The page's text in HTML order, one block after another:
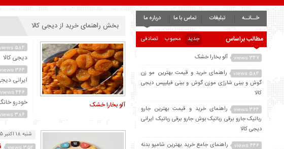
بخش راهنمای خرید از دیجی کالا
آلو بخارا خشک
584 views
دیجی کالا
364 views
ایرانی
446 views
خودرو
386 views
موتور دیجی
373 viewsشنبه 18 اکتبر 2025
خــانــه تبلیغات تماس با ما درباره ما
مطالب براساس جدید محبوب تصادفی
347 views آلو بخارا خشک
584 views
راهنمای خرید و قیمت بهترین مو زن
گوش و بینی شارژی موزن گوش و بینی فیلیپس دیجی
کالا
364 views
راهنمای خرید و قیمت بهترین جارو
رباتیک جارو برقی رباتیک بوش جارو برقی رباتیک ایرانی
دیجی کالا
446 views
راهنمای جامع خرید بهترین شامپو بدنه